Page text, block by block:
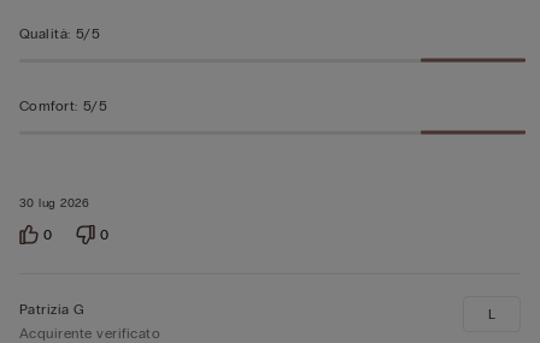
30 lug 2026
Qualità: 5/5
Comfort: 5/5
0 0
Patrizia G
Acquirente verificato
L